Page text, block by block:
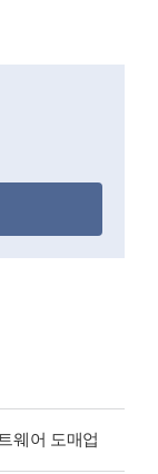
웨어 도매업